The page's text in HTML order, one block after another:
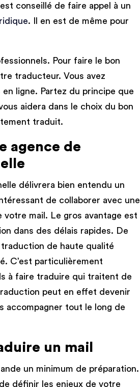
conseillé de faire appel à un
. Il en est de même pour
Pour faire le bon
traducteur. Vous avez
ligne. Partez du principe que
aidera dans le choix du bon
traduit.
agence de
délivrera bien entendu un
de collaborer avec une
mail. Le gros avantage est
dans des délais rapides. De
de haute qualité
C’est particulièrement
à faire traduire qui traitent de
peut en effet devenir
accompagner tout le long de
un mail
un minimum de préparation.
définir les enjeux de votre